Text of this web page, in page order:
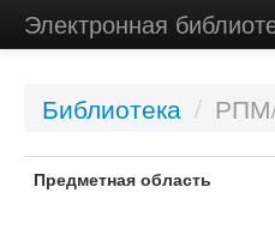
Электронная
Библиотека /
Предметная область